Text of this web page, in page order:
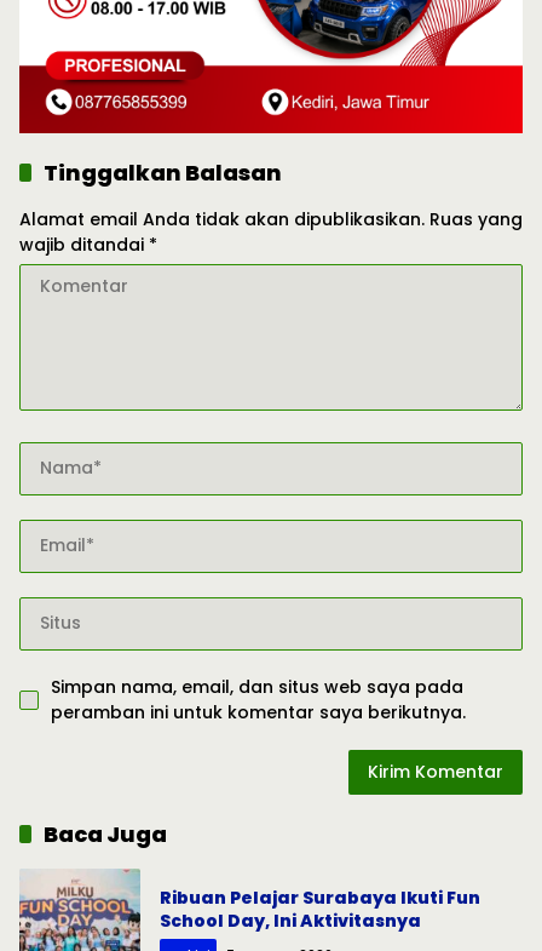
Tinggalkan Balasan
Alamat email Anda tidak akan dipublikasikan. Ruas yang
wajib ditandai *
Simpan nama, email, dan situs web saya pada
peramban ini untuk komentar saya berikutnya.
Baca Juga
Ribuan Pelajar Surabaya Ikuti Fun
School Day, Ini Aktivitasnya